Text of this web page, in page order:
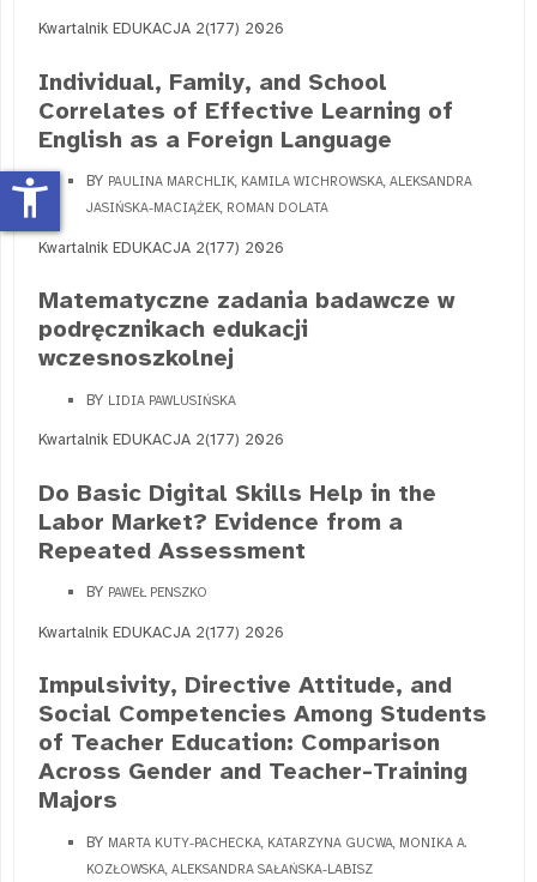
Kwartalnik EDUKACJA 2(177) 2026
Individual, Family, and School
Correlates of Effective Learning of
English as a Foreign Language
BY PAULINA MARCHLIK, KAMILA WICHROWSKA, ALEKSANDRA
JASIŃSKA-MACIĄŻEK, ROMAN DOLATA
Kwartalnik EDUKACJA 2(177) 2026
Matematyczne zadania badawcze w
podręcznikach edukacji
wczesnoszkolnej
BY LIDIA PAWLUSIŃSKA
Kwartalnik EDUKACJA 2(177) 2026
Do Basic Digital Skills Help in the
Labor Market? Evidence from a
Repeated Assessment
BY PAWEŁ PENSZKO
Kwartalnik EDUKACJA 2(177) 2026
Impulsivity, Directive Attitude, and
Social Competencies Among Students
of Teacher Education: Comparison
Across Gender and Teacher-Training
Majors
BY MARTA KUTY-PACHECKA, KATARZYNA GUCWA, MONIKA A.
KOZŁOWSKA, ALEKSANDRA SAŁAŃSKA-LABISZ
accessibility_new